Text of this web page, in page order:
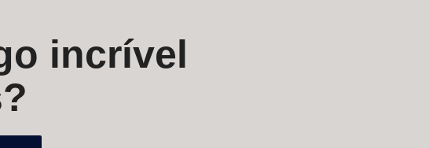
incrível